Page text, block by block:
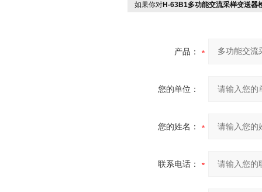
如果你对H-63B1多功能交流采样变送器
产品：
您的单位：
您的姓名：
联系电话：